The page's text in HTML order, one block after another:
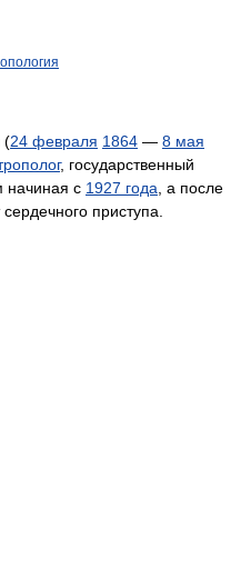
(24 февраля 1864 — 8 мая
, государственный
начиная с 1927 года , а после
приступа.